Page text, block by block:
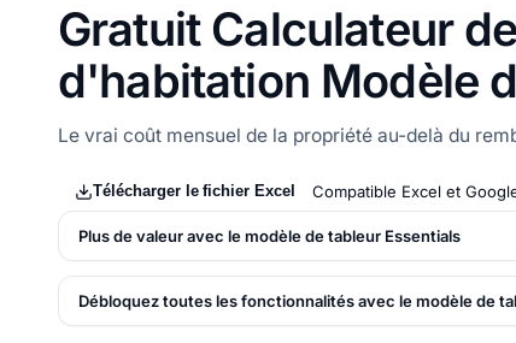
Gratuit Calculateur
d'habitation Modèle
Le vrai coût mensuel de la propriété au-delà du
Télécharger le fichier Excel Compatible Excel et
Plus de valeur avec le modèle de tableur Essentials
Débloquez toutes les fonctionnalités avec le modèle de